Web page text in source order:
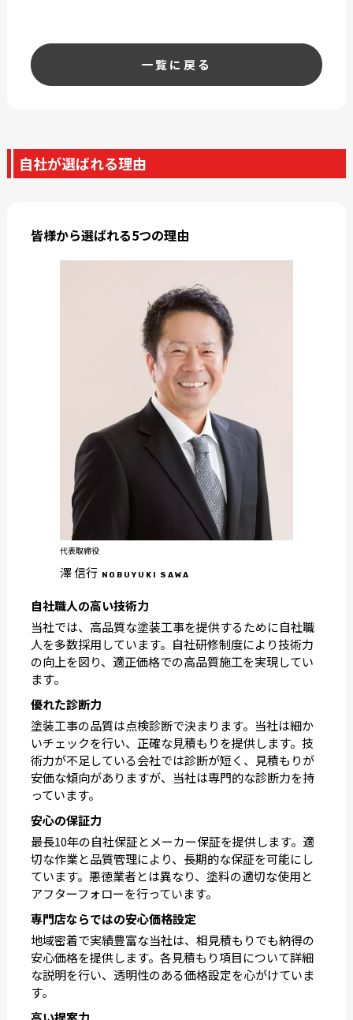
一覧に戻る
自社が選ばれる理由
皆様から選ばれる5つの理由
代表取締役
澤 信行 NOBUYUKI SAWA
自社職人の高い技術力
当社では、高品質な塗装工事を提供するために自社職
人を多数採用しています。自社研修制度により技術力
の向上を図り、適正価格での高品質施工を実現してい
ます。
優れた診断力
塗装工事の品質は点検診断で決まります。当社は細か
いチェックを行い、正確な見積もりを提供します。技
術力が不足している会社では診断が短く、見積もりが
安価な傾向がありますが、当社は専門的な診断力を持
っています。
安心の保証力
最長10年の自社保証とメーカー保証を提供します。適
切な作業と品質管理により、長期的な保証を可能にし
ています。悪徳業者とは異なり、塗料の適切な使用と
アフターフォローを行っています。
専門店ならではの安心価格設定
地域密着で実績豊富な当社は、相見積もりでも納得の
安心価格を提供します。各見積もり項目について詳細
な説明を行い、透明性のある価格設定を心がけていま
す。